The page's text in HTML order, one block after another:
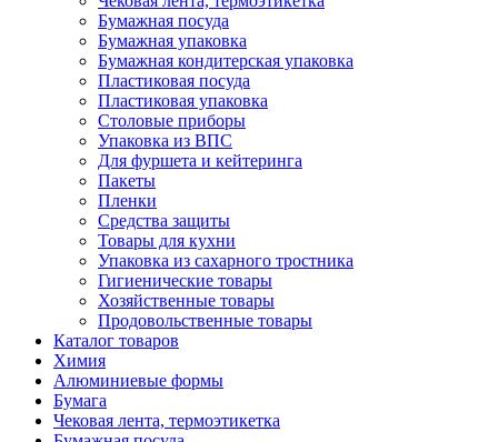
Бумажная посуда
Бумажная упаковка
Бумажная кондитерская упаковка
Пластиковая посуда
Пластиковая упаковка
Столовые приборы
Упаковка из ВПС
Для фуршета и кейтеринга
Пакеты
Пленки
Средства защиты
Товары для кухни
Упаковка из сахарного тростника
Гигиенические товары
Хозяйственные товары
Продовольственные товары
Каталог товаров
Химия
Алюминиевые формы
Бумага
Чековая лента, термоэтикетка